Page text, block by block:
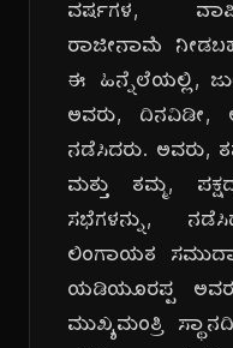
ವರ್ಷಗಳ,
ರಾಜೀನಾಮೆ
ಈ ಹಿನ್ನೆಲೆಯಲ್ಲಿ,
ಅವರು, ದಿನವಿಡೀ,
ನಡೆಸಿದರು. ಅವರು,
ಮತ್ತು ತಮ್ಮ,
ಸಭೆಗಳನ್ನು,
ಲಿಂಗಾಯತ
ಯಡಿಯೂರಪ್ಪ
ಮುಖ್ಯಮಂತ್ರಿ